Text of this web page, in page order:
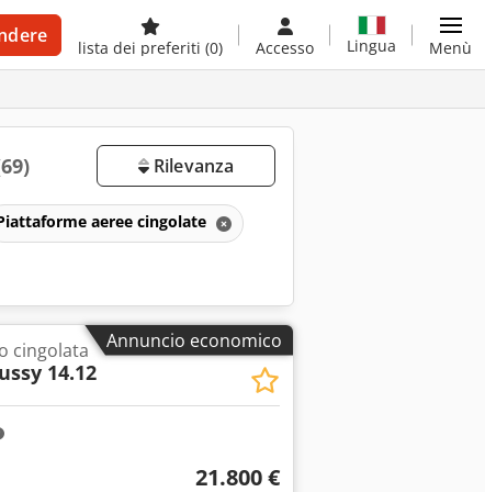
lista dei preferiti (0) Accesso Lingua Menù
Rilevanza
aeree cingolate
Annuncio economico
cingolata
14.12
21.800 €